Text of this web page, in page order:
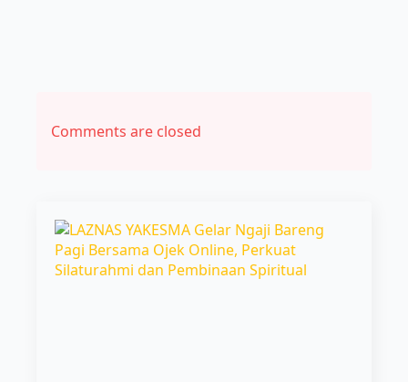
Comments are closed